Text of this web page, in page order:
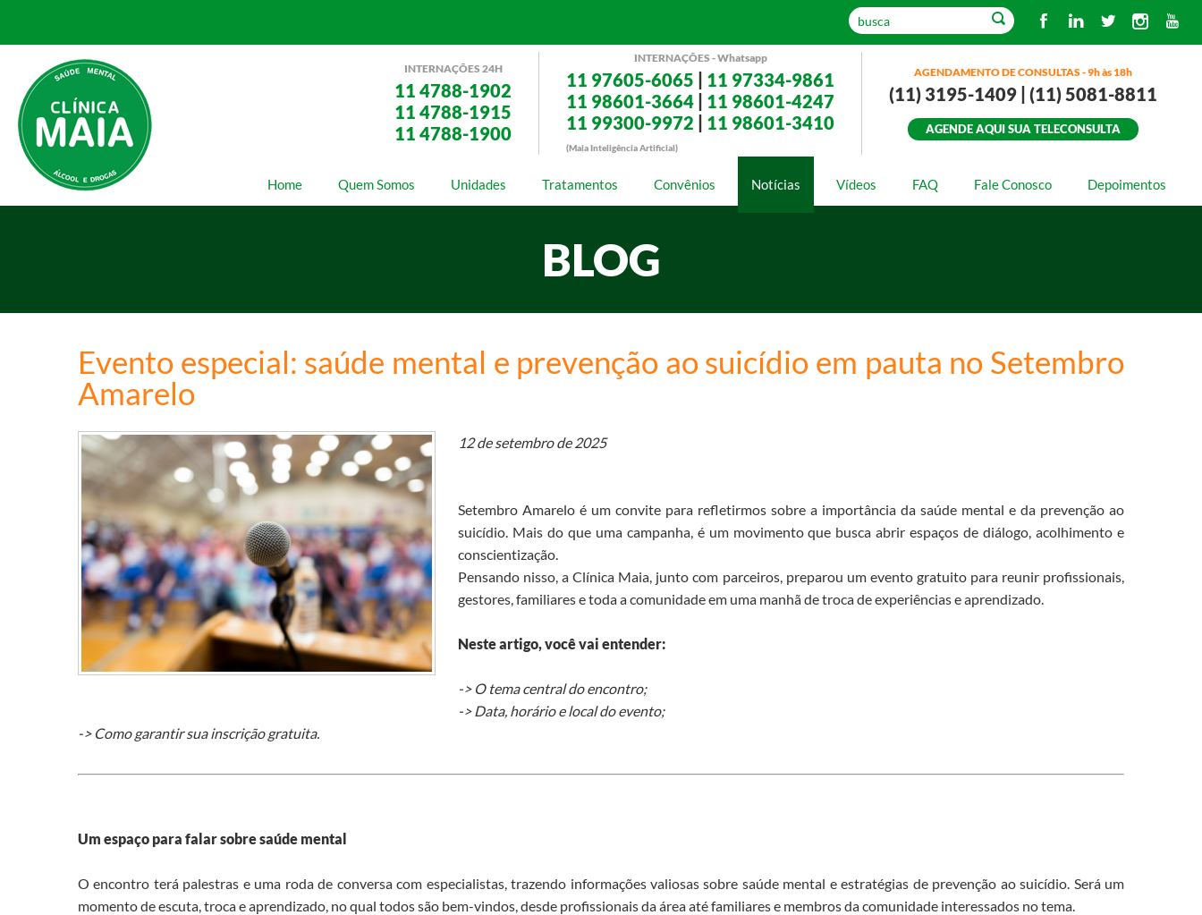
INTERNAÇÕES 24H
11 4788-1902
11 4788-1915
11 4788-1900
INTERNAÇÕES - Whatsapp
11 97605-6065
11 97334-9861
11 98601-3664
11 98601-4247
11 99300-9972
11 98601-3410
(Maia Inteligência Artificial)
AGENDAMENTO DE CONSULTAS - 9h às 18h
(11) 3195-1409 | (11) 5081-8811
AGENDE AQUI SUA TELECONSULTA
Home Quem Somos Unidades Tratamentos Convênios Notícias Vídeos FAQ Fale Conosco Depoimentos
BLOG
Evento especial: saúde mental e prevenção ao suicídio em pauta no Setembro
Amarelo
12 de setembro de 2025
Setembro Amarelo é um convite para refletirmos sobre a importância da saúde mental e da prevenção ao
suicídio. Mais do que uma campanha, é um movimento que busca abrir espaços de diálogo, acolhimento e
conscientização.
Pensando nisso, a Clínica Maia, junto com parceiros, preparou um evento gratuito para reunir profissionais,
gestores, familiares e toda a comunidade em uma manhã de troca de experiências e aprendizado.
Neste artigo, você vai entender:
-> O tema central do encontro;
-> Data, horário e local do evento;
-> Como garantir sua inscrição gratuita.
Um espaço para falar sobre saúde mental
O encontro terá palestras e uma roda de conversa com especialistas, trazendo informações valiosas sobre saúde mental e estratégias de prevenção ao suicídio. Será um
momento de escuta, troca e aprendizado, no qual todos são bem-vindos, desde profissionais da área até familiares e membros da comunidade interessados no tema.